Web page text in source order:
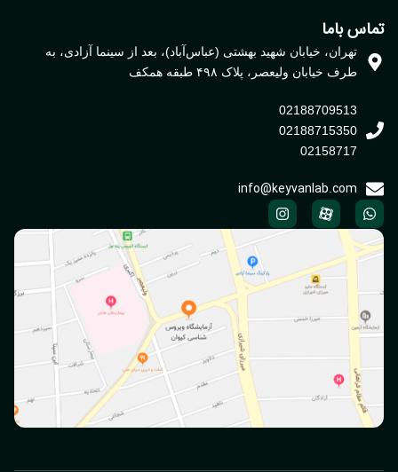
باما
تهران، خیابان شهید بهشتی (عباس‌آباد)، بعد از سینما آزادی، به
طرف خیابان ولیعصر، پلاک ۴۹۸ طبقه همکف
02188709513
02188715350
02158717
info@keyvanlab.com